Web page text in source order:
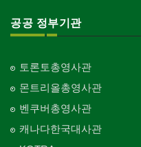
공공 정부기관
토론토총영사관
몬트리올총영사관
벤쿠버총영사관
캐나다한국대사관